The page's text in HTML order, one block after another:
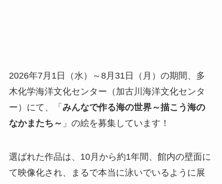
2026年7月1日（水）～8月31日（月）の期間、多
木化学海洋文化センター（加古川海洋文化センタ
ー）にて、「 みんなで作る海の世界～描こう海の
なかまたち～ 」の絵を募集しています！
選ばれた作品は、10月から約1年間、館内の壁面に
て映像化され、まるで本当に泳いでいるように展